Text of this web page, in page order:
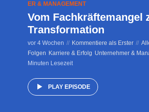
ER & MANAGEMENT
Vom Fachkräftemangel
Transformation
vor 4 Wochen Kommentiere als Erster
Folgen Karriere & Erfolg Unternehmer &
Minuten Lesezeit
PLAY EPISODE